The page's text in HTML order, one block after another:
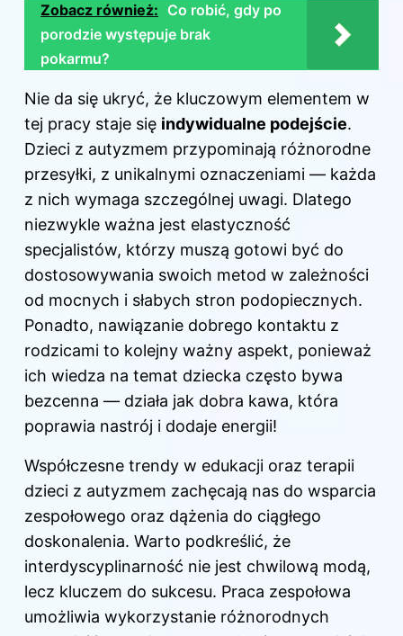
Zobacz również: Co robić, gdy po
porodzie występuje brak
pokarmu?
Nie da się ukryć, że kluczowym elementem w
tej pracy staje się indywidualne podejście.
Dzieci z autyzmem przypominają różnorodne
przesyłki, z unikalnymi oznaczeniami — każda
z nich wymaga szczególnej uwagi. Dlatego
niezwykle ważna jest elastyczność
specjalistów, którzy muszą gotowi być do
dostosowywania swoich metod w zależności
od mocnych i słabych stron podopiecznych.
Ponadto, nawiązanie dobrego kontaktu z
rodzicami to kolejny ważny aspekt, ponieważ
ich wiedza na temat dziecka często bywa
bezcenna — działa jak dobra kawa, która
poprawia nastrój i dodaje energii!
Współczesne trendy w edukacji oraz terapii
dzieci z autyzmem zachęcają nas do wsparcia
zespołowego oraz dążenia do ciągłego
doskonalenia. Warto podkreślić, że
interdyscyplinarność nie jest chwilową modą,
lecz kluczem do sukcesu. Praca zespołowa
umożliwia wykorzystanie różnorodnych